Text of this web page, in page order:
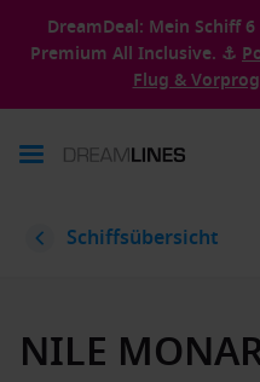
DreamDeal: Mein Schiff
Premium All Inclusive. ⚓
Flug &
Schiffsübersicht
NILE